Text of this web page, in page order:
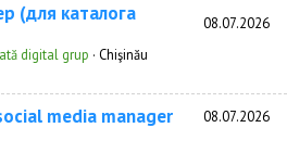
(для каталога 08.07.2026
digital grup · Chişinău
media manager 08.07.2026